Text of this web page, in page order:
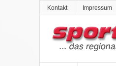
Kontakt Impressum